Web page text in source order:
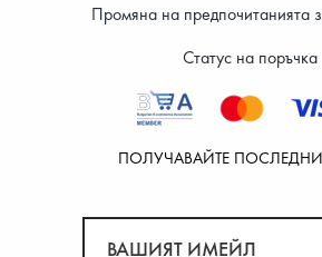
Промяна на предпочитанията
Статус на поръчка
ПОЛУЧАВАЙТЕ